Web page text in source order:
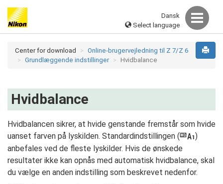
Dansk
Select language
Center for download
Online-brugervejledning til Z 7/Z 6
Grundlæggende indstillinger
Hvidbalance
Hvidbalance
Hvidbalancen sikrer, at hvide genstande fremstår som hvide
uanset farven på lyskilden. Standardindstillingen (j)
anbefales ved de fleste lyskilder. Hvis de ønskede
resultater ikke kan opnås med automatisk hvidbalance, skal
du vælge en anden indstilling som beskrevet nedenfor.